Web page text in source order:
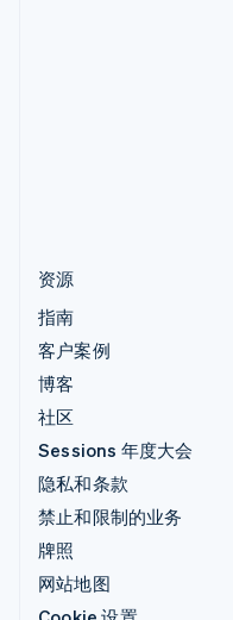
资源
指南
客户案例
博客
社区
Sessions 年度大会
隐私和条款
禁止和限制的业务
牌照
网站地图